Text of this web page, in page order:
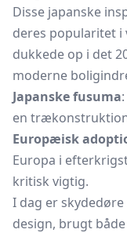
Disse japanske
deres popularitet i
dukkede op i det
moderne
Japanske fusuma
en
Europæisk
Europa i
kritisk vigtig.
I dag er
design, brugt